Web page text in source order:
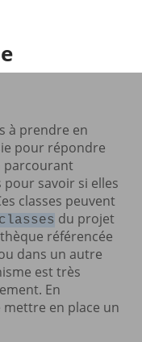
à prendre en
pour répondre
parcourant
pour savoir si elles
classes peuvent
du projet
référencée
dans un autre
est très
En
en place un